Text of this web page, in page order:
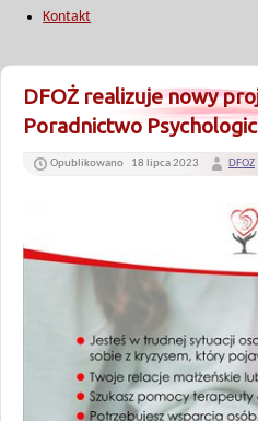
Kontakt
DFOŻ realizuje nowy
Poradnictwo
Opublikowano 18 lipca 2023 DFOZ